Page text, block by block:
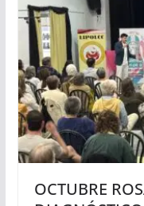
OCTUBRE